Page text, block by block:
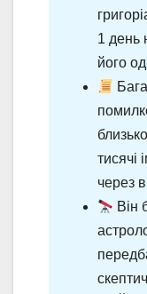
1 день
його
тисячі
через
Він